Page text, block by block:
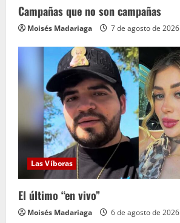
Campañas que no son campañas
Moisés Madariaga 7 de agosto de 2026
Las Víboras
El último “en vivo”
Moisés Madariaga 6 de agosto de 2026